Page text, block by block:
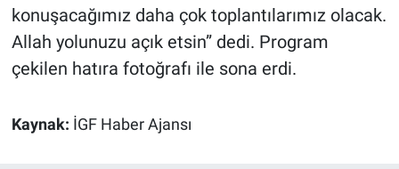
konuşacağımız daha çok toplantılarımız olacak.
Allah yolunuzu açık etsin” dedi. Program
çekilen hatıra fotoğrafı ile sona erdi.
Kaynak: İGF Haber Ajansı